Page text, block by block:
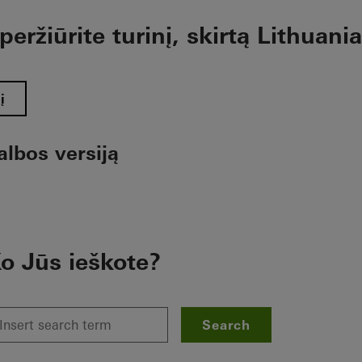
turinį, skirtą Lithuania
versiją
Jūs ieškote?
Search